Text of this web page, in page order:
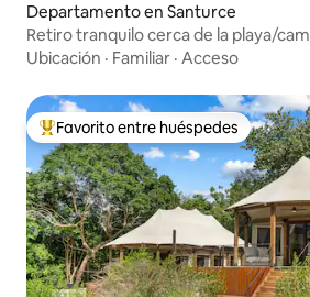
Departamento en Santurce
Retiro tranquilo cerca de la playa/
king/estacionamiento
Ubicación · Familiar · Acceso
De los mejores en Favorito entre
Favorito entre huéspedes